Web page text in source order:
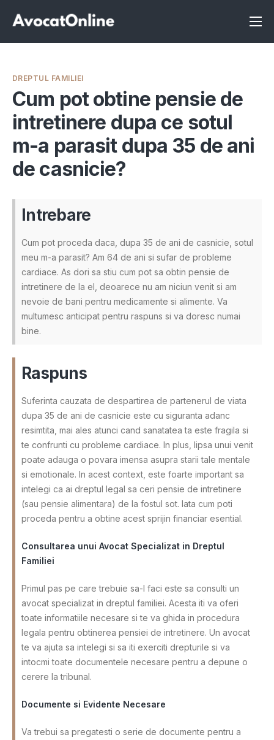
Înscrie-te ca avocat
Servicii
Despre noi
Programeaza consultanta
Intrebari
DREPTUL FAMILIEI
Cum pot obtine pensie de
intretinere dupa ce sotul
m-a parasit dupa 35 de ani
de casnicie?
Intrebare
Cum pot proceda daca, dupa 35 de ani de casnicie, sotul
meu m-a parasit? Am 64 de ani si sufar de probleme
cardiace. As dori sa stiu cum pot sa obtin pensie de
intretinere de la el, deoarece nu am niciun venit si am
nevoie de bani pentru medicamente si alimente. Va
multumesc anticipat pentru raspuns si va doresc numai
bine.
Raspuns
Suferinta cauzata de despartirea de partenerul de viata
dupa 35 de ani de casnicie este cu siguranta adanc
resimtita, mai ales atunci cand sanatatea ta este fragila si
te confrunti cu probleme cardiace. In plus, lipsa unui venit
poate adauga o povara imensa asupra starii tale mentale
si emotionale. In acest context, este foarte important sa
intelegi ca ai dreptul legal sa ceri pensie de intretinere
(sau pensie alimentara) de la fostul sot. Iata cum poti
proceda pentru a obtine acest sprijin financiar esential.
Consultarea unui Avocat Specializat in Dreptul
Familiei
Primul pas pe care trebuie sa-l faci este sa consulti un
avocat specializat in dreptul familiei. Acesta iti va oferi
toate informatiile necesare si te va ghida in procedura
legala pentru obtinerea pensiei de intretinere. Un avocat
te va ajuta sa intelegi si sa iti exerciti drepturile si va
intocmi toate documentele necesare pentru a depune o
cerere la tribunal.
Documente si Evidente Necesare
Va trebui sa pregatesti o serie de documente pentru a